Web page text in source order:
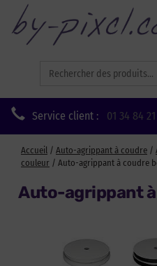
for:
Service client : 01 34 84
Accueil / Auto-agrippant à coudre /
couleur / Auto-agrippant à coudre
Auto-agrippant